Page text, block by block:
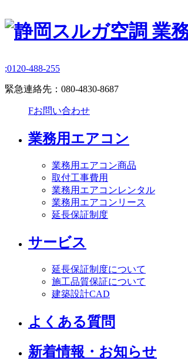
;0120-488-255
緊急連絡先： 080-4830-8687
Fお問い合わせ
業務用エアコン
業務用エアコン商品
取付工事費用
業務用エアコンレンタル
業務用エアコンリース
延長保証制度
サービス
延長保証制度について
施工品質保証について
建築設計CAD
よくある質問
新着情報・お知らせ